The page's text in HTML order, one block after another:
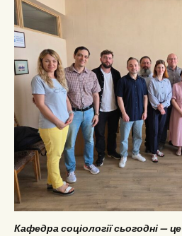
Кафедра соціології сьогодні — це